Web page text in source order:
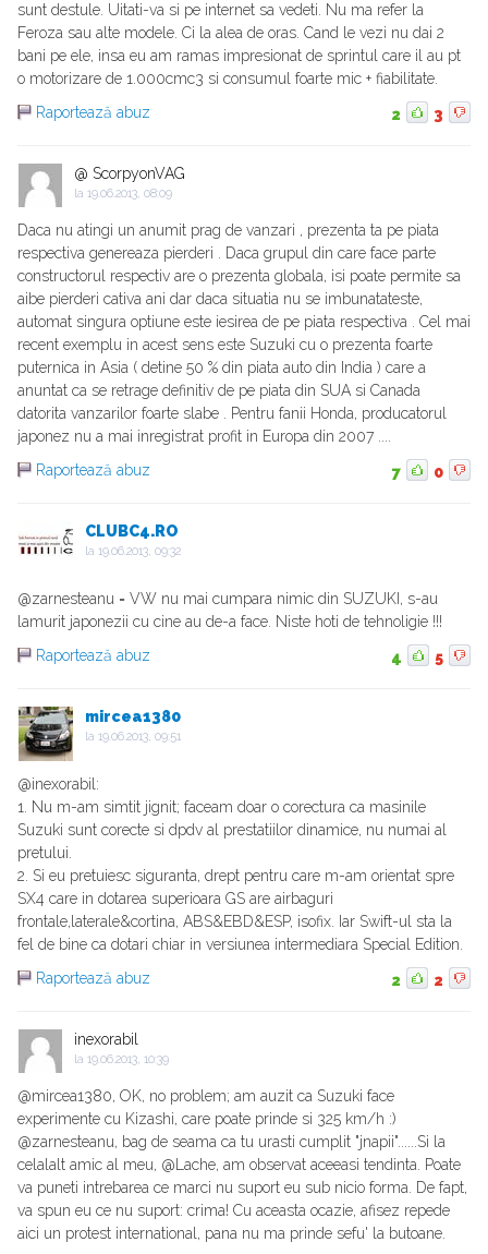
sunt destule. Uitati-va si pe internet sa vedeti. Nu ma refer la
Feroza sau alte modele. Ci la alea de oras. Cand le vezi nu dai 2
bani pe ele, insa eu am ramas impresionat de sprintul care il au pt
o motorizare de 1.000cmc3 si consumul foarte mic + fiabilitate.
Raportează abuz
2 3
@ ScorpyonVAG
la 19.06.2013, 08:09
Daca nu atingi un anumit prag de vanzari , prezenta ta pe piata
respectiva genereaza pierderi . Daca grupul din care face parte
constructorul respectiv are o prezenta globala, isi poate permite sa
aibe pierderi cativa ani dar daca situatia nu se imbunatateste,
automat singura optiune este iesirea de pe piata respectiva . Cel mai
recent exemplu in acest sens este Suzuki cu o prezenta foarte
puternica in Asia ( detine 50 % din piata auto din India ) care a
anuntat ca se retrage definitiv de pe piata din SUA si Canada
datorita vanzarilor foarte slabe . Pentru fanii Honda, producatorul
japonez nu a mai inregistrat profit in Europa din 2007 ....
Raportează abuz
7 0
CLUBC4.RO
la 19.06.2013, 09:32
@zarnesteanu = VW nu mai cumpara nimic din SUZUKI, s-au
lamurit japonezii cu cine au de-a face. Niste hoti de tehnoligie !!!
Raportează abuz
4 5
mircea1380
la 19.06.2013, 09:51
@inexorabil:
1. Nu m-am simtit jignit; faceam doar o corectura ca masinile
Suzuki sunt corecte si dpdv al prestatiilor dinamice, nu numai al
pretului.
2. Si eu pretuiesc siguranta, drept pentru care m-am orientat spre
SX4 care in dotarea superioara GS are airbaguri
frontale,laterale&cortina, ABS&EBD&ESP, isofix. Iar Swift-ul sta la
fel de bine ca dotari chiar in versiunea intermediara Special Edition.
Raportează abuz
2 2
inexorabil
la 19.06.2013, 10:39
@mircea1380, OK, no problem; am auzit ca Suzuki face
experimente cu Kizashi, care poate prinde si 325 km/h :)
@zarnesteanu, bag de seama ca tu urasti cumplit "jnapii"......Si la
celalalt amic al meu, @Lache, am observat aceeasi tendinta. Poate
va puneti intrebarea ce marci nu suport eu sub nicio forma. De fapt,
va spun eu ce nu suport: crima! Cu aceasta ocazie, afisez repede
aici un protest international, pana nu ma prinde sefu' la butoane.